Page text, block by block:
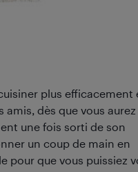
plus efficacement
dès que vous aurez
une fois sorti de son
un coup de main en
pour que vous puissiez